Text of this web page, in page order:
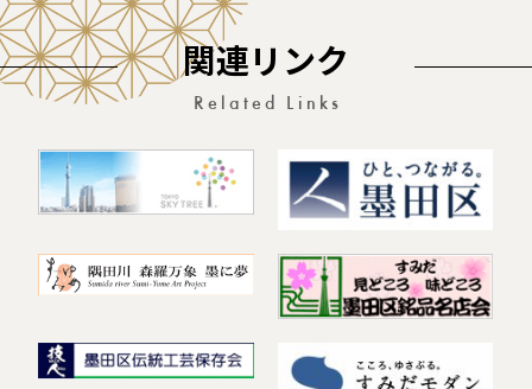
関連リンク
Related Links